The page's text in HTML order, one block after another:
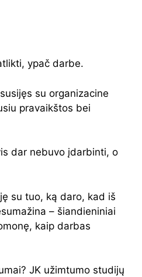
ypač darbe.
su organizacine
pravaikštos bei
dar nebuvo įdarbinti, o
su tuo, ką daro, kad iš
– šiandieniniai
kaip darbas
JK užimtumo studijų